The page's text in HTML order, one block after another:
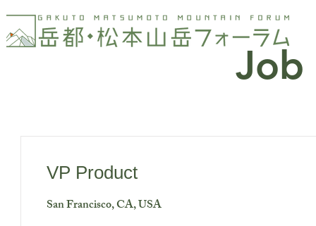
Job
VP Product
San Francisco, CA, USA